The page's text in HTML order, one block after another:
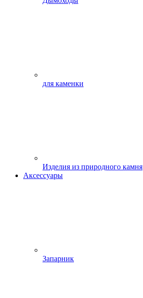
для каменки
Изделия из природного камня
Аксессуары
Запарник